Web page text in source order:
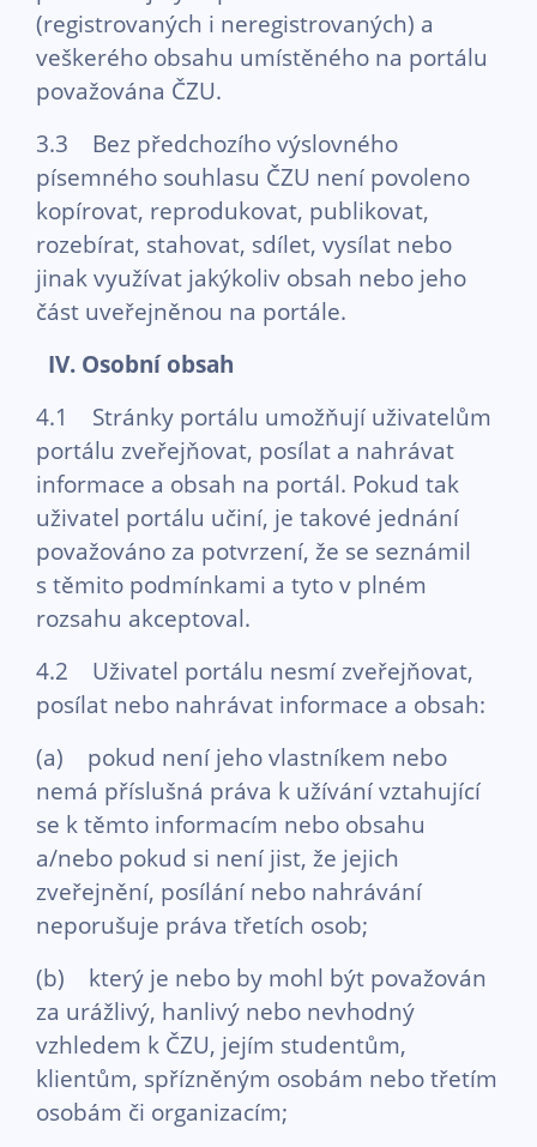
(registrovaných i neregistrovaných) a
veškerého obsahu umístěného na portálu
považována ČZU.
3.3 Bez předchozího výslovného
písemného souhlasu ČZU není povoleno
kopírovat, reprodukovat, publikovat,
rozebírat, stahovat, sdílet, vysílat nebo
jinak využívat jakýkoliv obsah nebo jeho
část uveřejněnou na portále.
IV. Osobní obsah
4.1 Stránky portálu umožňují uživatelům
portálu zveřejňovat, posílat a nahrávat
informace a obsah na portál. Pokud tak
uživatel portálu učiní, je takové jednání
považováno za potvrzení, že se seznámil
s těmito podmínkami a tyto v plném
rozsahu akceptoval.
4.2 Uživatel portálu nesmí zveřejňovat,
posílat nebo nahrávat informace a obsah:
(a) pokud není jeho vlastníkem nebo
nemá příslušná práva k užívání vztahující
se k těmto informacím nebo obsahu
a/nebo pokud si není jist, že jejich
zveřejnění, posílání nebo nahrávání
neporušuje práva třetích osob;
(b) který je nebo by mohl být považován
za urážlivý, hanlivý nebo nevhodný
vzhledem k ČZU, jejím studentům,
klientům, spřízněným osobám nebo třetím
osobám či organizacím;